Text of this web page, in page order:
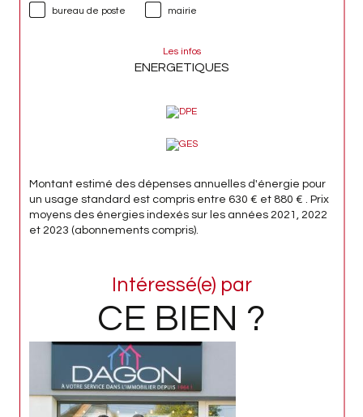
bureau de poste mairie
Les infos
ENERGETIQUES
Montant estimé des dépenses annuelles d'énergie pour
un usage standard est compris entre 630 € et 880 € . Prix
moyens des énergies indexés sur les années 2021, 2022
et 2023 (abonnements compris).
Intéressé(e) par
CE BIEN ?